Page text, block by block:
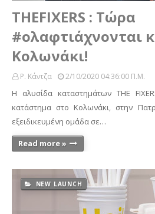
THEFIXERS : Τώρα
#ολαφτιάχνονται
Κολωνάκι!
Ρ. Κάντζα 2/10/2020 04:36:00 Π.μ.
H αλυσίδα καταστημάτων THE
κατάστημα στο Κολωνάκι, στην
εξειδικευμένη ομάδα σε…
Read more »
NEW LAUNCH